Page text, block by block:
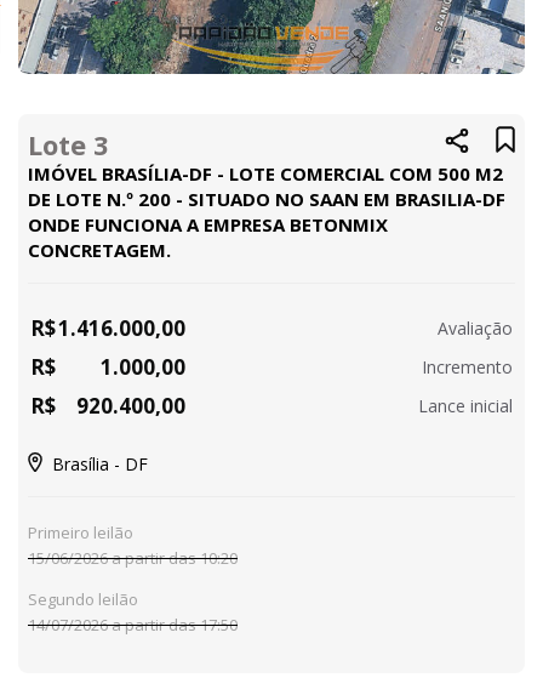
Lote 3
IMÓVEL BRASÍLIA-DF - LOTE COMERCIAL COM 500 M2
DE LOTE N.º 200 - SITUADO NO SAAN EM BRASILIA-DF
ONDE FUNCIONA A EMPRESA BETONMIX
CONCRETAGEM.
R$1.416.000,00 Avaliação
R$ 1.000,00 Incremento
R$ 920.400,00 Lance inicial
Brasília - DF
Primeiro leilão
15/06/2026 a partir das 10:20
Segundo leilão
14/07/2026 a partir das 17:50